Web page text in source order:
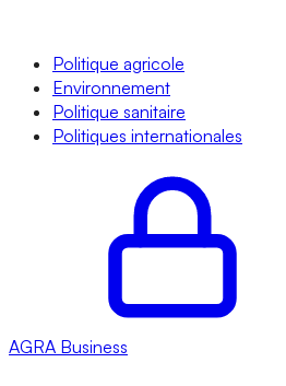
Politique agricole
Environnement
Politique sanitaire
Politiques internationales
AGRA Business